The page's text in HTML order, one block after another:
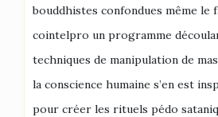
bouddhistes confondues même le
cointelpro un programme
techniques de manipulation de
la conscience humaine s’en est
pour créer les rituels pédo